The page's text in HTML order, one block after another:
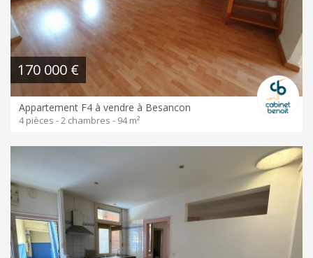
170 000 €
Appartement F4 à vendre à Besancon
4 pièces - 2 chambres - 94 m²